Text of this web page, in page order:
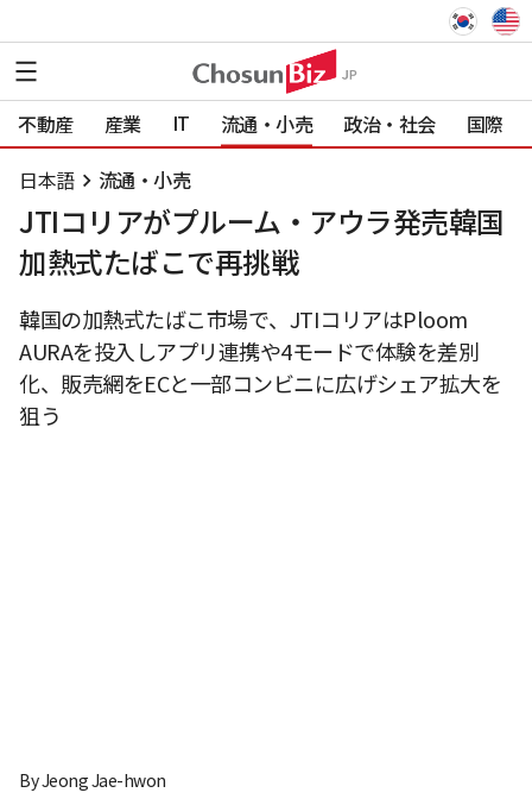
不動産 産業 IT 流通・小売 政治・社会 国際
日本語 流通・小売
JTIコリアがプルーム・アウラ発売韓国
加熱式たばこで再挑戦
韓国の加熱式たばこ市場で、JTIコリアはPloom
AURAを投入しアプリ連携や4モードで体験を差別
化、販売網をECと一部コンビニに広げシェア拡大を
狙う
ByJeong Jae-hwon